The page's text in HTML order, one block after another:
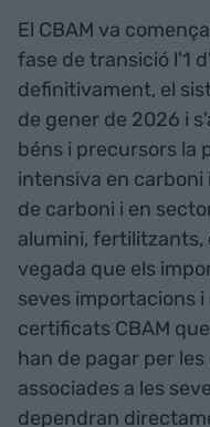
El CBAM va
fase de transició l'1
definitivament, el
de gener de 2026 i
béns i precursors la
intensiva en carboni
de carboni i en
alumini,
vegada que els
seves importacions
certificats CBAM
han de pagar per
associades a les
dependran